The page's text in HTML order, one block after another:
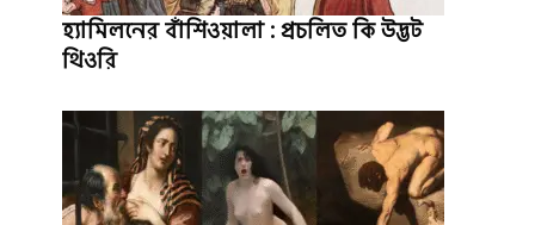
হ্যামিলনের বাঁশিওয়ালা : প্রচলিত কি উদ্ভট
থিওরি